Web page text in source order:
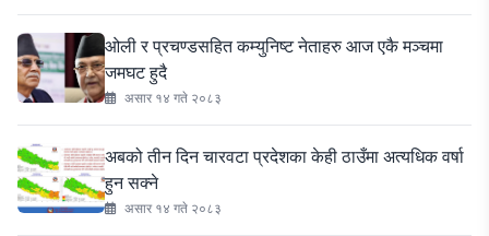
ओली र प्रचण्डसहित कम्युनिष्ट नेताहरु आज एकै मञ्चमा
जमघट हुदै
असार १४ गते २०८३
अबको तीन दिन चारवटा प्रदेशका केही ठाउँमा अत्यधिक वर्षा
हुन सक्ने
असार १४ गते २०८३